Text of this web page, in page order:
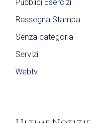
Pubblici Esercizi
Rassegna Stampa
Senza categoria
Servizi
Webtv